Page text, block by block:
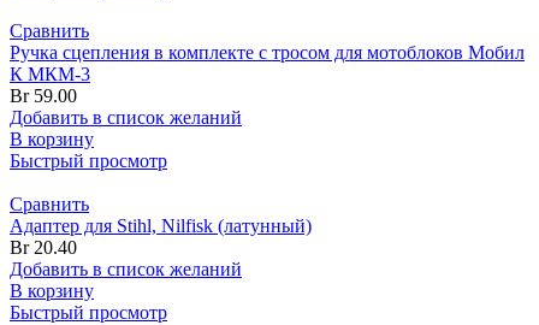
Сравнить
Ручка сцепления в комплекте с тросом для мотоблоков Мобил
К МКМ-3
Br59.00
Добавить в список желаний
В корзину
Быстрый просмотр
Сравнить
Адаптер для Stihl, Nilfisk (латунный)
Br20.40
Добавить в список желаний
В корзину
Быстрый просмотр